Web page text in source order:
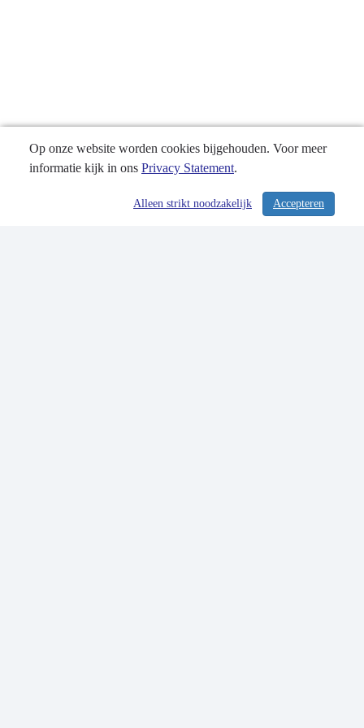
/ 336
Op onze website worden cookies bijgehouden. Voor meer
informatie kijk in ons Privacy Statement.
Accepteren
Alleen strikt noodzakelijk